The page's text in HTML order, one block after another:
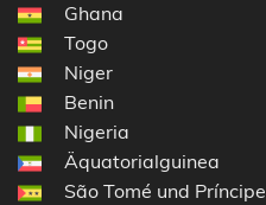
Ghana
Togo
Niger
Benin
Nigeria
Äquatorialguinea
São Tomé und Príncipe